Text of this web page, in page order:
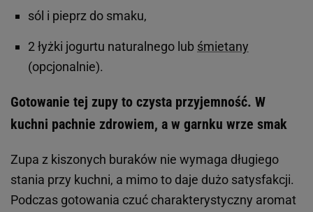
sól i pieprz do smaku,
2 łyżki jogurtu naturalnego lub śmietany
(opcjonalnie).
Gotowanie tej zupy to czysta przyjemność. W
kuchni pachnie zdrowiem, a w garnku wrze smak
Zupa z kiszonych buraków nie wymaga długiego
stania przy kuchni, a mimo to daje dużo satysfakcji.
Podczas gotowania czuć charakterystyczny aromat